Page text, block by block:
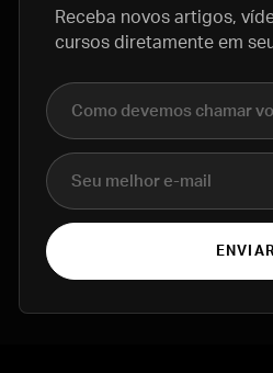
Receba novos artigos,
cursos diretamente em
Nome completo
E-mail
ENVIAR